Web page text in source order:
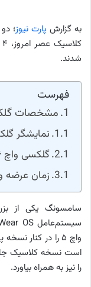
به گزارش پارت نیوز
شدند.
فهرست
مشخصات گلکسی واچ ۶
نمایشگر
گلکسی واچ ۶ کلاسیک
زمان عرضه
سامسونگ یکی از
واچ ۵ را در کنار
است نسخه کلاسیک
را نیز به همراه بیاورد.